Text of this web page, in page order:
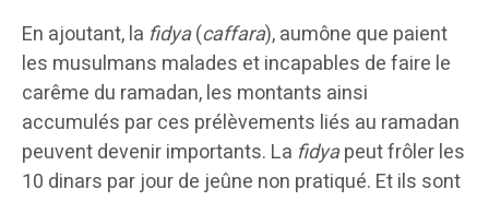
En ajoutant, la fidya(caffara), aumône que paient
les musulmans malades et incapables de faire le
carême du ramadan, les montants ainsi
accumulés par ces prélèvements liés au ramadan
peuvent devenir importants. La fidyapeut frôler les
10 dinars par jour de jeûne non pratiqué. Et ils sont